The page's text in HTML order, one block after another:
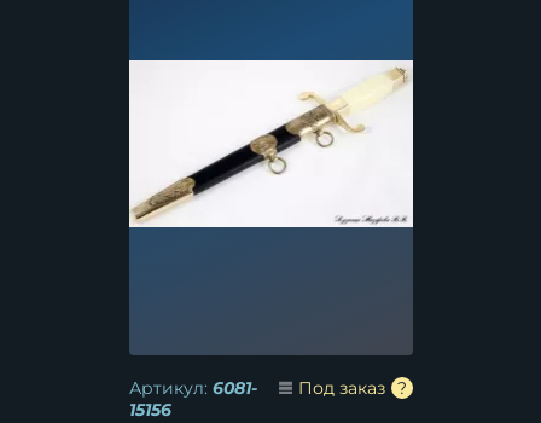
Артикул: 6081-
15156
Под заказ